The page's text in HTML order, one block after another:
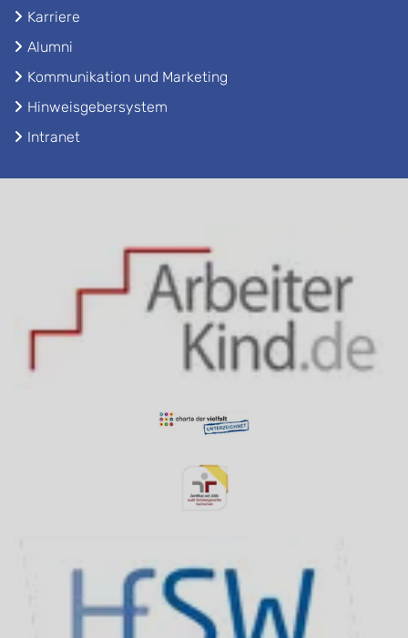
Karriere
Alumni
Kommunikation und Marketing
Hinweisgebersystem
Intranet